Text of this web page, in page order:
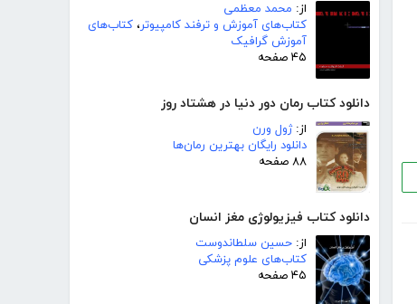
از: محمد معظمی
کتاب‌های آموزش و ترفند کامپیوتر، کتاب‌های
آموزش گرافیک
۴۵ صفحه
دانلود کتاب رمان دور دنیا در هشتاد روز
از:ژول ورن
دانلود رایگان بهترین رمان‌ها
۸۸ صفحه
دانلود کتاب فیزیولوژی مغز انسان
از: حسین سلطاندوست
کتاب‌های علوم پزشکی
۴۵ صفحه